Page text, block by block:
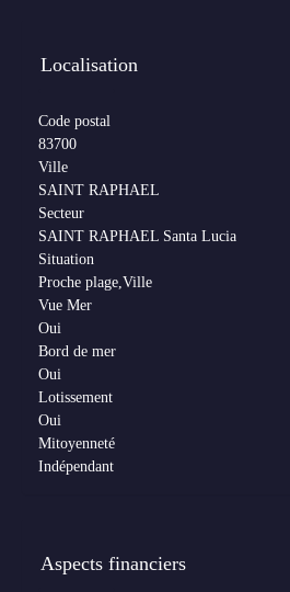
Localisation
Code postal
83700
Ville
SAINT RAPHAEL
Secteur
SAINT RAPHAEL Santa Lucia
Situation
Proche plage,Ville
Vue Mer
Oui
Bord de mer
Oui
Lotissement
Oui
Mitoyenneté
Indépendant
Aspects financiers